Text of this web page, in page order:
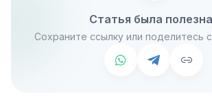
Статья была
Сохраните ссылку или поделитесь